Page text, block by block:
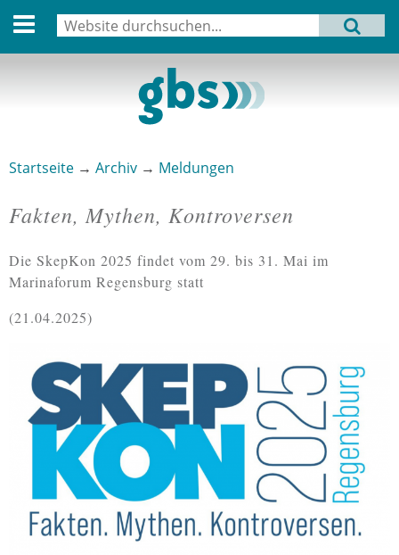
English version
Termine
Archiv
Verbindungen
Datenschutz
Impressum
MENU
Startseite → Archiv → Meldungen
Fakten, Mythen, Kontroversen
Die SkepKon 2025 findet vom 29. bis 31. Mai im
Marinaforum Regensburg statt
21.04.2025
Suchformular
Suche